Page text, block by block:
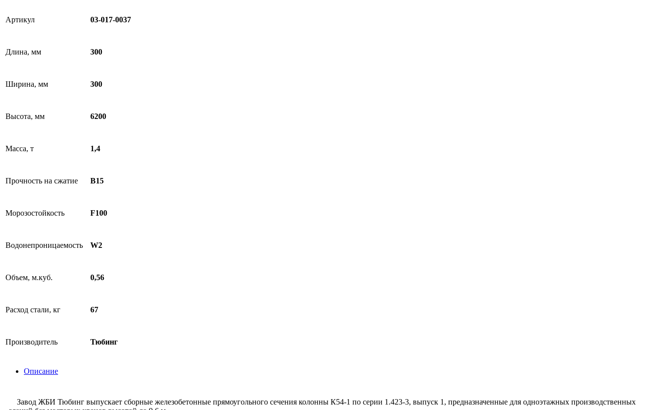
Артикул 03-017-0037
Длина, мм 300
Ширина, мм 300
Высота, мм 6200
Масса, т 1,4
Прочность на сжатие В15
Морозостойкость F100
Водонепроницаемость W2
Объем, м.куб. 0,56
Расход стали, кг 67
Производитель Тюбинг
Описание
Завод ЖБИ Тюбинг выпускает сборные железобетонные прямоугольного сечения колонны К54-1 по серии 1.423-3, выпуск 1, предназначенные для одноэтажных производственных